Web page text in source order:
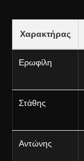
Χαρακτήρας
Ερωφίλη
Στάθης
Αντώνης